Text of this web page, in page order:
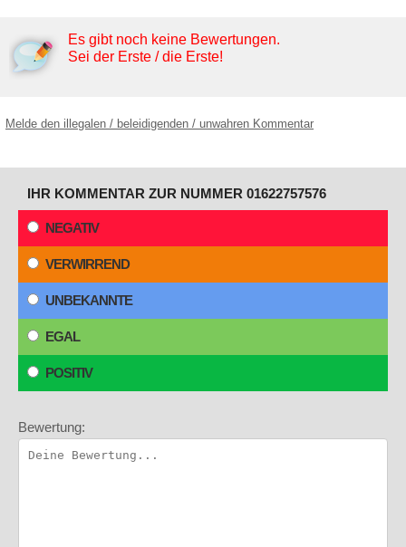
Es gibt noch keine Bewertungen.
Sei der Erste / die Erste!
Melde den illegalen / beleidigenden / unwahren Kommentar
IHR KOMMENTAR ZUR NUMMER 01622757576
NEGATIV
VERWIRREND
UNBEKANNTE
EGAL
POSITIV
Bewertung: